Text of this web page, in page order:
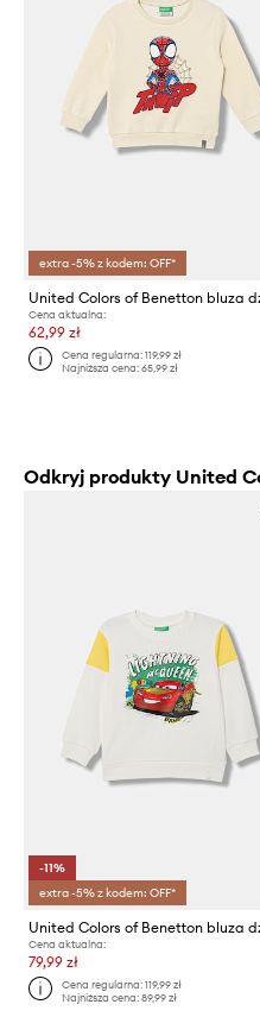
extra -5% z kodem: OFF*
Cena aktualna:
62,99 zł
Cena regularna:119,99 zł
Najniższa cena:65,99 zł
Odkryj produkty United
-11%
extra -5% z kodem: OFF*
Cena aktualna:
79,99 zł
Cena regularna:119,99 zł
Najniższa cena:89,99 zł